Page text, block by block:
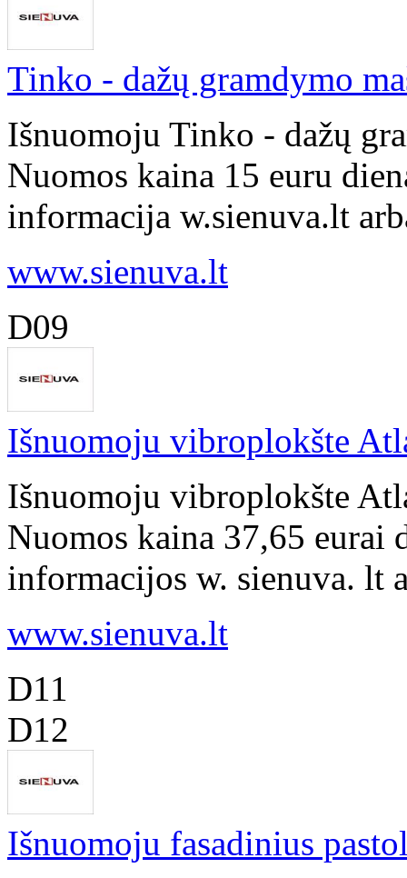
Tinko - dažų gramdymo
Išnuomoju Tinko - dažų
Nuomos kaina 15 euru
informacija w.sienuva.lt
www.sienuva.lt
D09
Išnuomoju vibroplokšte
Išnuomoju vibroplokšte
Nuomos kaina 37,65 eurai
informacijos w. sienuva. lt
www.sienuva.lt
D11
D12
Išnuomoju fasadinius